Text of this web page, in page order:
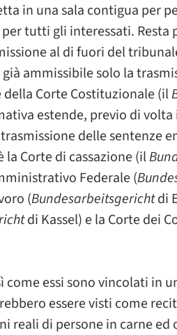
in una sala contigua per
tutti gli interessati. Resta
al di fuori del
ammissibile solo la
Corte Costituzionale (il
estende, previo di
delle sentenze
Corte di cassazione (il
Federale (
(Bundesarbeitsgerichtdi
di Kassel) e la Corte dei
come essi sono vincolati in
essere visti come
reali di persone in carne ed